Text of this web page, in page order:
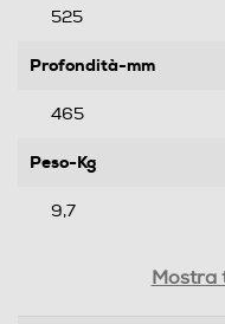
525
Profondità-mm
465
Peso-Kg
9,7
Mostra